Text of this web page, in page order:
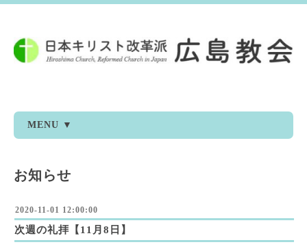
MENU ▼
お知らせ
2020-11-01 12:00:00
次週の礼拝【11月8日】